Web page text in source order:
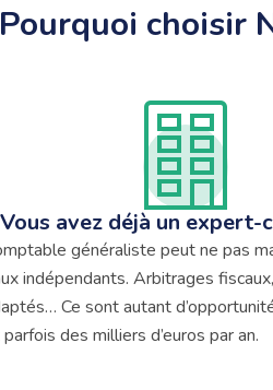
Pourquoi choisir
Vous avez déjà un
généraliste peut ne pas
indépendants. Arbitrages
Ce sont autant
des milliers d’euros par an.